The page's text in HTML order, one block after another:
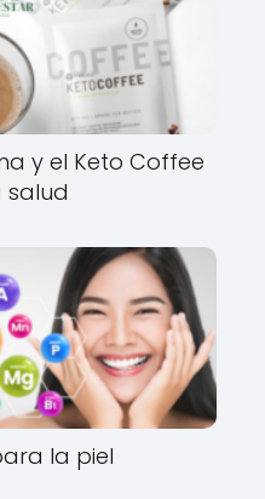
y el Keto Coffee
la piel